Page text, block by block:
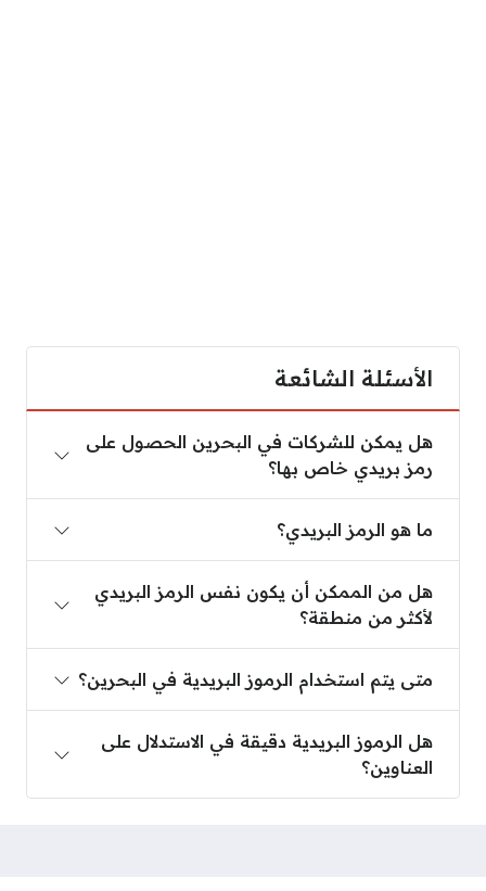
الأسئلة الشائعة
هل يمكن للشركات في البحرين الحصول على
رمز بريدي خاص بها؟
ما هو الرمز البريدي؟
هل من الممكن أن يكون نفس الرمز البريدي
لأكثر من منطقة؟
متى يتم استخدام الرموز البريدية في البحرين؟
هل الرموز البريدية دقيقة في الاستدلال على
العناوين؟